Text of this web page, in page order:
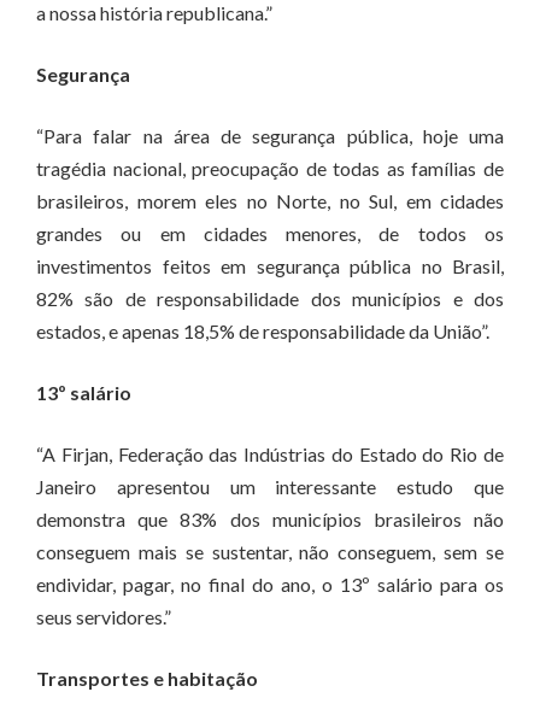
a nossa história republicana.”
Segurança
“Para falar na área de segurança pública, hoje uma
tragédia nacional, preocupação de todas as famílias de
brasileiros, morem eles no Norte, no Sul, em cidades
grandes ou em cidades menores, de todos os
investimentos feitos em segurança pública no Brasil,
82% são de responsabilidade dos municípios e dos
estados, e apenas 18,5% de responsabilidade da União”.
13º salário
“A Firjan, Federação das Indústrias do Estado do Rio de
Janeiro apresentou um interessante estudo que
demonstra que 83% dos municípios brasileiros não
conseguem mais se sustentar, não conseguem, sem se
endividar, pagar, no final do ano, o 13º salário para os
seus servidores.”
Transportes e habitação